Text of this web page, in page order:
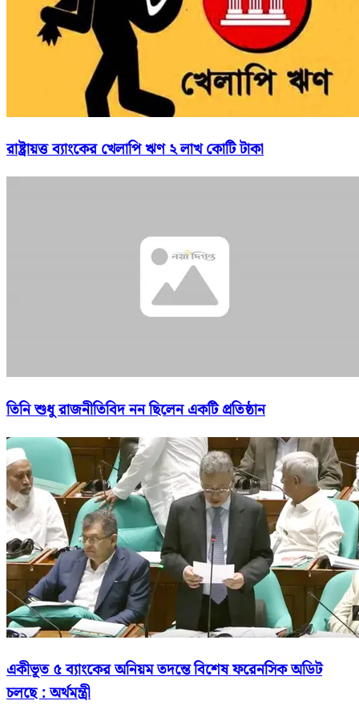
রাষ্ট্রায়ত্ত ব্যাংকের খেলাপি ঋণ ২ লাখ কোটি টাকা
তিনি শুধু রাজনীতিবিদ নন ছিলেন একটি প্রতিষ্ঠান
একীভূত ৫ ব্যাংকের অনিয়ম তদন্তে বিশেষ ফরেনসিক অডিট
চলছে : অর্থমন্ত্রী